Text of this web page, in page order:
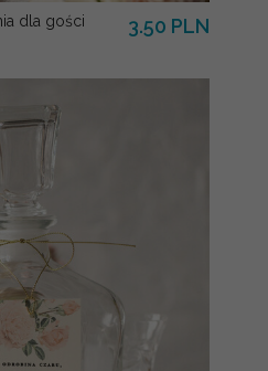
dla gości
3.50 PLN